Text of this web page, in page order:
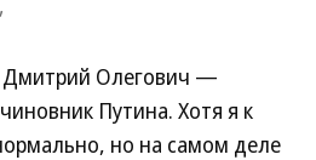
Дмитрий Олегович —
Путина. Хотя я к
но на самом деле